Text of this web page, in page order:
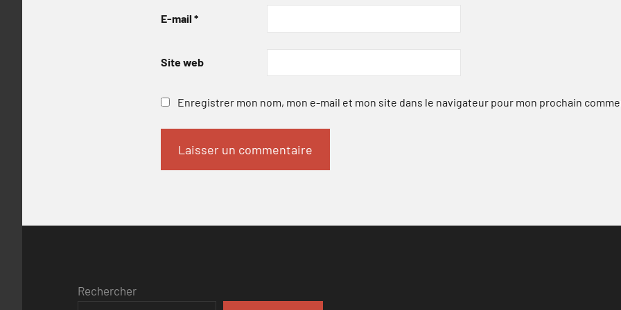
E-mail *
Site web
Enregistrer mon nom, mon e-mail et mon site dans le navigateur pour mon prochain
Rechercher